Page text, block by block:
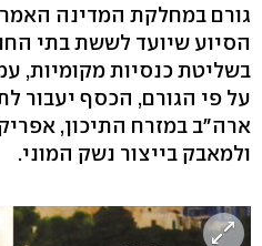
גורם במחלקת המדינה
הסיוע שיועד לששת בתי
על פי הגורם, הכסף יעבור
ארה"ב במזרח התיכון,
ולמאבק בייצור נשק המוני.